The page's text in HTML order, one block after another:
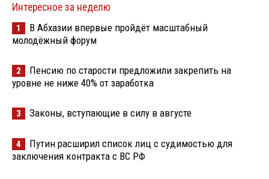
Интересное за неделю
1
В Абхазии впервые пройдёт масштабный
молодёжный форум
2
Пенсию по старости предложили закрепить на
уровне не ниже 40% от заработка
3 Законы, вступающие в силу в августе
4
Путин расширил список лиц с судимостью для
заключения контракта с ВС РФ